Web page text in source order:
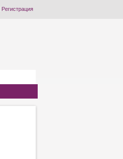
Регистрация